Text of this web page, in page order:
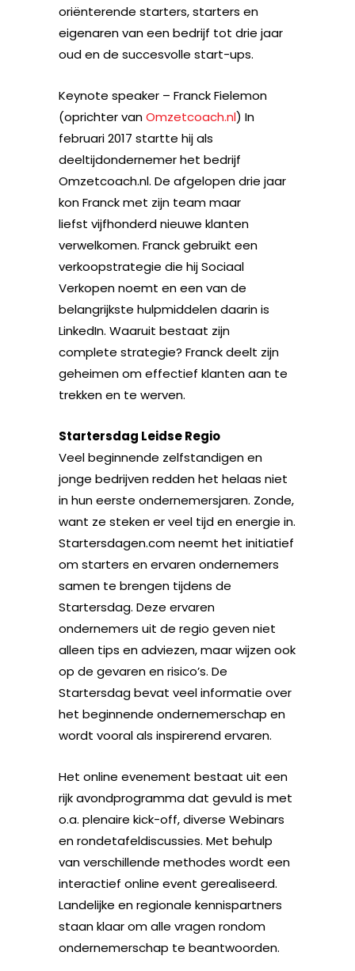
oriënterende starters, starters en
eigenaren van een bedrijf tot drie jaar
oud en de succesvolle start-ups.
Keynote speaker – Franck Fielemon
(oprichter vanOmzetcoach.nl) In
februari 2017 startte hij als
deeltijdondernemer het bedrijf
Omzetcoach.nl. De afgelopen drie jaar
kon Franck met zijn team maar
liefst vijfhonderd nieuwe klanten
verwelkomen. Franck gebruikt een
verkoopstrategie die hij Sociaal
Verkopen noemt en een van de
belangrijkste hulpmiddelen daarin is
LinkedIn. Waaruit bestaat zijn
complete strategie? Franck deelt zijn
geheimen om effectief klanten aan te
trekken en te werven.
Startersdag Leidse Regio
Veel beginnende zelfstandigen en
jonge bedrijven redden het helaas niet
in hun eerste ondernemersjaren. Zonde,
want ze steken er veel tijd en energie in.
Startersdagen.com neemt het initiatief
om starters en ervaren ondernemers
samen te brengen tijdens de
Startersdag. Deze ervaren
ondernemers uit de regio geven niet
alleen tips en adviezen, maar wijzen ook
op de gevaren en risico’s. De
Startersdag bevat veel informatie over
het beginnende ondernemerschap en
wordt vooral als inspirerend ervaren.
Het online evenement bestaat uit een
rijk avondprogramma dat gevuld is met
o.a. plenaire kick-off, diverse Webinars
en rondetafeldiscussies. Met behulp
van verschillende methodes wordt een
interactief online event gerealiseerd.
Landelijke en regionale kennispartners
staan klaar om alle vragen rondom
ondernemerschap te beantwoorden.